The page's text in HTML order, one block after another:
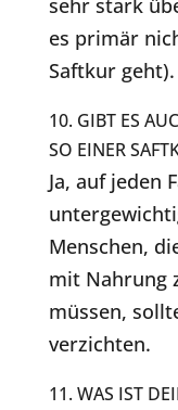
es primär
Saftkur geht).
10. GIBT ES
SO EINER
Ja, auf jeden
Menschen,
mit Nahrung
müssen,
verzichten.
11. WAS IST